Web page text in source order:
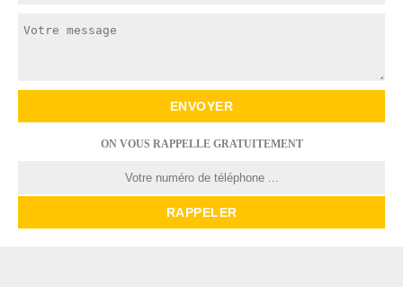
ON VOUS RAPPELLE GRATUITEMENT